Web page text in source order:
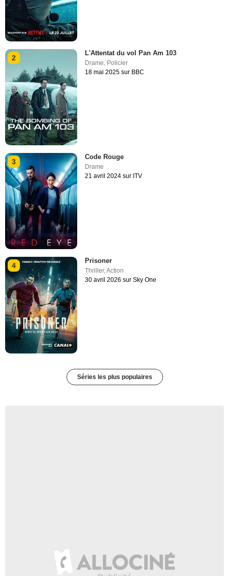
2
L'Attentat du vol Pan Am 103
Drame Policier
18 mai 2025 sur BBC
3
Code Rouge
Drame
21 avril 2024 sur ITV
4
Prisoner
Thriller,Action
30 avril 2026 sur Sky One
Séries les plus populaires